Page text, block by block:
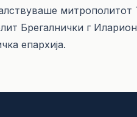
Брегалнички г
епархија.